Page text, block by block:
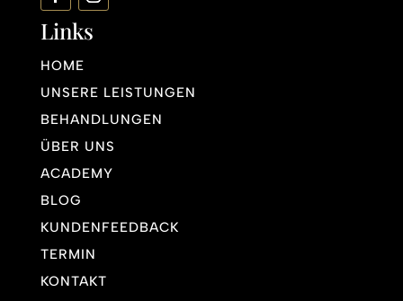
Links
HOME
UNSERE LEISTUNGEN
BEHANDLUNGEN
ÜBER UNS
ACADEMY
BLOG
KUNDENFEEDBACK
TERMIN
KONTAKT